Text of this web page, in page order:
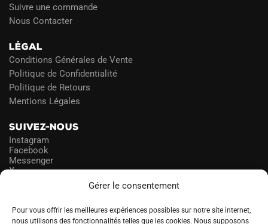
Gérer le consentement
Pour vous offrir les meilleures expériences possibles sur notre site internet,
nous utilisons des fonctionnalités telles que les cookies. Nous supposons
Suivre une commande
Nous Contacter
LÉGAL
Conditions Générales de Vente
Politique de Confidentialité
Politique de Retours
Mentions Légales
SUIVEZ-NOUS
Instagram
Facebook
Messenger
X